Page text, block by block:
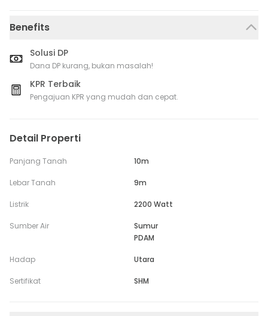
Benefits
Solusi DP
Dana DP kurang, bukan masalah!
KPR Terbaik
Pengajuan KPR yang mudah dan cepat.
Detail Properti
Panjang Tanah 10m
Lebar Tanah 9m
Listrik 2200 Watt
Sumber Air
Sumur
PDAM
Hadap Utara
Sertifikat SHM